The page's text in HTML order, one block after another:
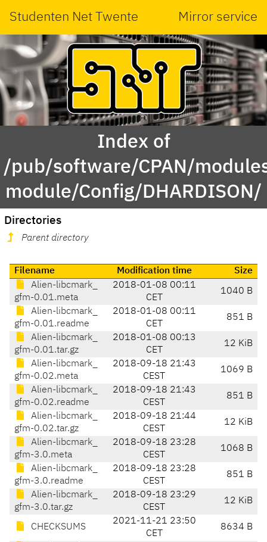
Studenten Net Twente Mirror service
Index of
/pub/software/CPAN/
module/Config/DHARDISON/
Directories
Parent directory
Filename Modification time
Size
Alien-libcmark_
gfm-0.01.meta
2018-01-08 00:11
CET
1040 B
Alien-libcmark_
gfm-0.01.readme
2018-01-08 00:11
CET
851 B
Alien-libcmark_
gfm-0.01.tar.gz
2018-01-08 00:13
CET
12 KiB
Alien-libcmark_
gfm-0.02.meta
2018-09-18 21:43
CEST
1069 B
Alien-libcmark_
gfm-0.02.readme
2018-09-18 21:43
CEST
851 B
Alien-libcmark_
gfm-0.02.tar.gz
2018-09-18 21:44
CEST
12 KiB
Alien-libcmark_
gfm-3.0.meta
2018-09-18 23:28
CEST
1068 B
Alien-libcmark_
gfm-3.0.readme
2018-09-18 23:28
CEST
851 B
Alien-libcmark_
gfm-3.0.tar.gz
2018-09-18 23:29
CEST
12 KiB
CHECKSUMS
2021-11-21 23:50
CET
8634 B